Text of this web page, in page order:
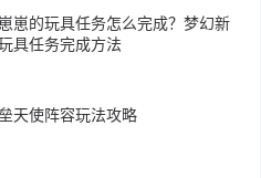
崽的玩具任务怎么完成？梦幻新
具任务完成方法
天使阵容玩法攻略